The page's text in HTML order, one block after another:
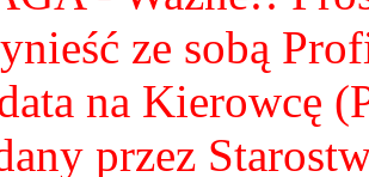
ze sobą
na Kierowcę
przez